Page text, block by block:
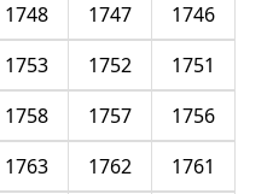
1746
1747
1748
1751
1752
1753
1756
1757
1758
1761
1762
1763